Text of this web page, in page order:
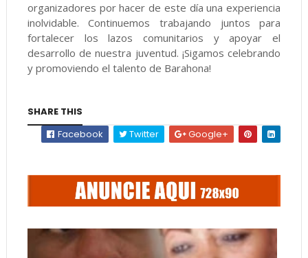
organizadores por hacer de este día una experiencia
inolvidable. Continuemos trabajando juntos para
fortalecer los lazos comunitarios y apoyar el
desarrollo de nuestra juventud. ¡Sigamos celebrando
y promoviendo el talento de Barahona!
SHARE THIS
Facebook
Twitter Google+